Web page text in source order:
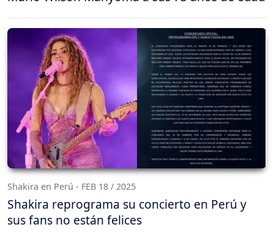
Shakira en Perú - FEB 18 / 2025
Shakira reprograma su concierto en Perú y
sus fans no están felices